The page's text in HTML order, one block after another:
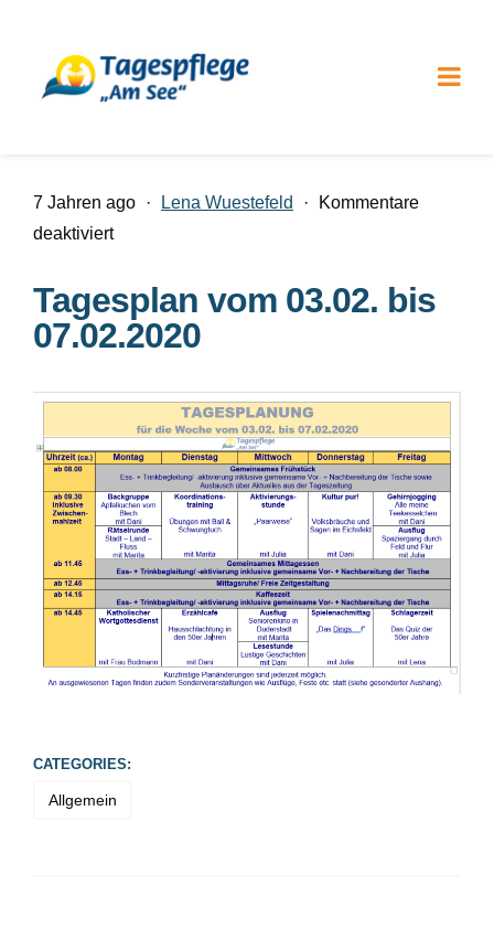
7 Jahren ago · Lena Wuestefeld ·
Kommentare
deaktiviertfür
vom
03.02.
Tagesplan vom 03.02. bis
07.02.2020
CATEGORIES:
Allgemein